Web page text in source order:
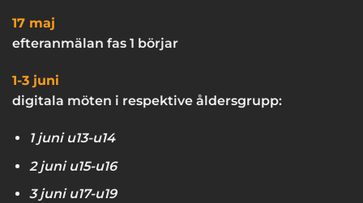
17 maj
efteranmälan fas 1 börjar
1-3 juni
digitala möten i respektive åldersgrupp:
1 juni u13-u14
2 juni u15-u16
3 juni u17-u19